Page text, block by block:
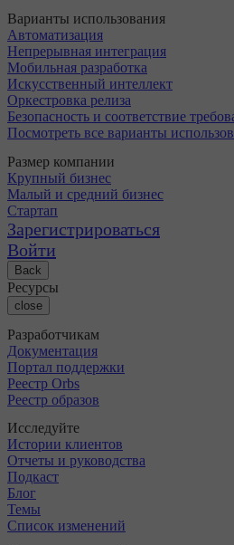
Варианты использования
Автоматизация
Непрерывная интеграция
Мобильная разработка
Искусственный интеллект
Оркестровка релиза
Безопасность и соответствие
Посмотреть все варианты
Размер компании
Крупный бизнес
Малый и средний бизнес
Стартап
Зарегистрироваться
Войти
Back
Ресурсы
close
Разработчикам
Документация
Портал поддержки
Реестр Orbs
Реестр образов
Исследуйте
Истории клиентов
Отчеты и руководства
Подкаст
Блог
Темы
Список изменений